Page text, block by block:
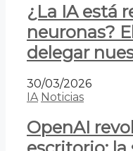
¿La IA está
neuronas?
delegar
30/03/2026
IA Noticias
OpenAI